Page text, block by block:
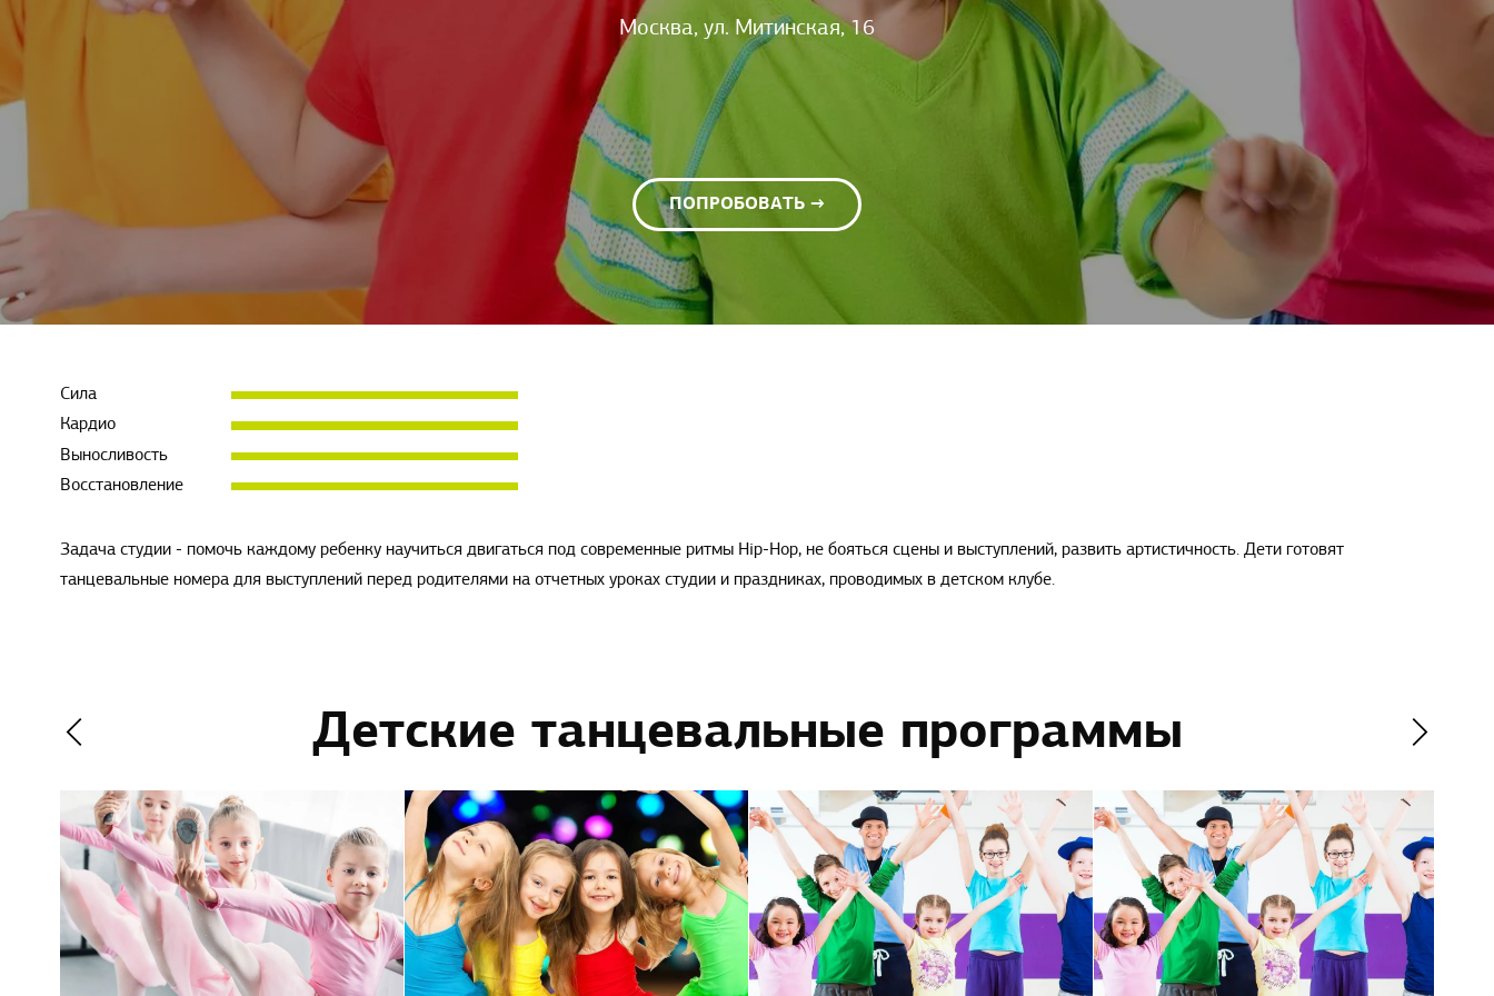
Москва, ул. Митинская, 16
ПОПРОБОВАТЬ →
Сила
Кардио
Выносливость
Восстановление
Задача студии - помочь каждому ребенку научиться двигаться под современные ритмы Hip-Hop, не бояться сцены и выступлений, развить артистичность. Дети готовят
танцевальные номера для выступлений перед родителями на отчетных уроках студии и праздниках, проводимых в детском клубе.
Детские танцевальные программы